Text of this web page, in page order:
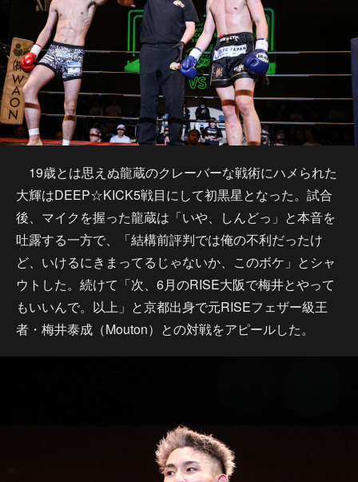
19歳とは思えぬ龍蔵のクレーバーな戦術にハメられた
大輝はDEEP☆KICK5戦目にして初黒星となった。試合
後、マイクを握った龍蔵は「いや、しんどっ」と本音を
吐露する一方で、「結構前評判では俺の不利だったけ
ど、いけるにきまってるじゃないか、このボケ」とシャ
ウトした。続けて「次、6月のRISE大阪で梅井とやって
もいいんで。以上」と京都出身で元RISEフェザー級王
者・梅井泰成（Mouton）との対戦をアピールした。